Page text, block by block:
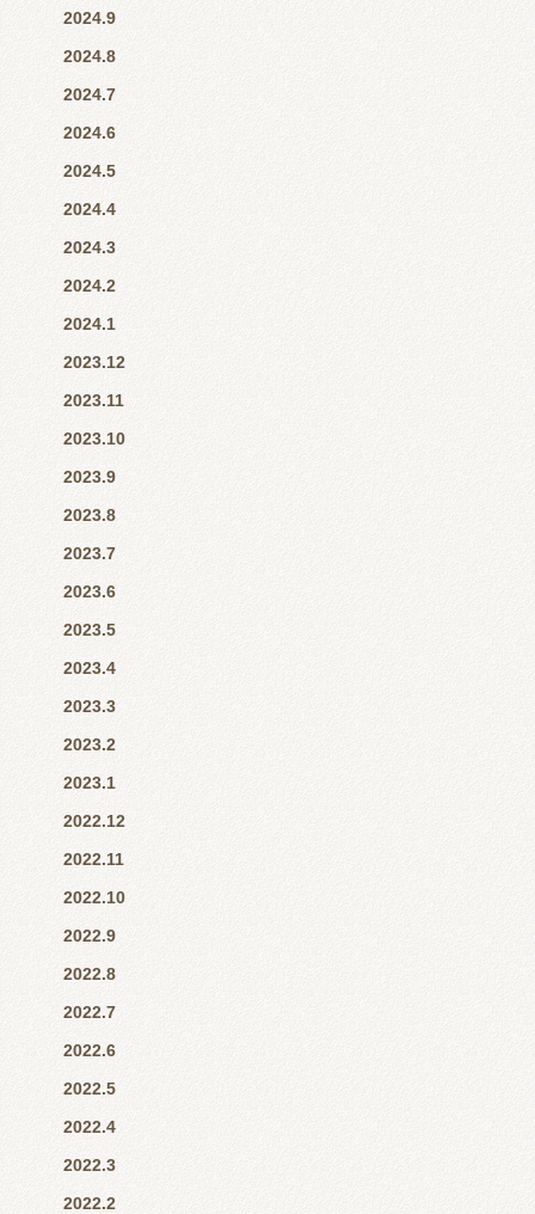
2024.9
2024.8
2024.7
2024.6
2024.5
2024.4
2024.3
2024.2
2024.1
2023.12
2023.11
2023.10
2023.9
2023.8
2023.7
2023.6
2023.5
2023.4
2023.3
2023.2
2023.1
2022.12
2022.11
2022.10
2022.9
2022.8
2022.7
2022.6
2022.5
2022.4
2022.3
2022.2